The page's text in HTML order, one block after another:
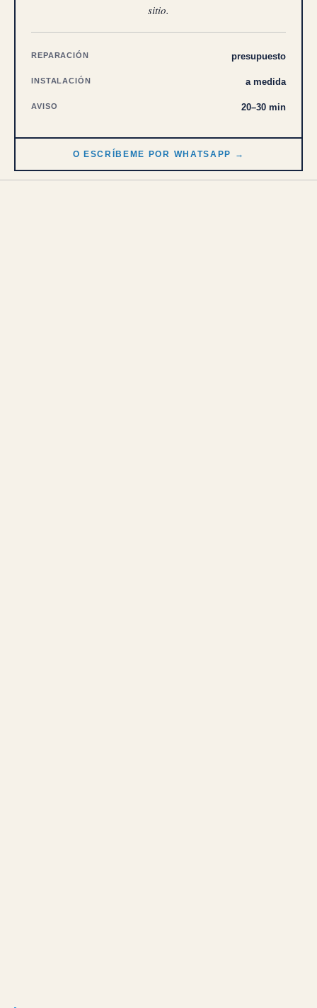
sitio.
REPARACIÓN presupuesto
INSTALACIÓN a medida
AVISO 20–30 min
O ESCRÍBEME POR WHATSAPP →